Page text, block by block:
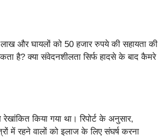
और घायलों को 50 हजार रुपये की सहायता की
है? क्या संवेदनशीलता सिर्फ हादसे के बाद कैमरे
किया गया था। रिपोर्ट के अनुसार,
में रहने वालों को इलाज के लिए संघर्ष करना